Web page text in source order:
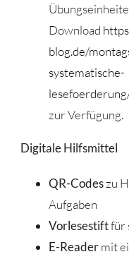
Download
blog.de/
systematische-
zur Verfügung.
Digitale Hilfsmittel
QR-Codeszu
Aufgaben
Vorlesestiftfür
E-Readermit